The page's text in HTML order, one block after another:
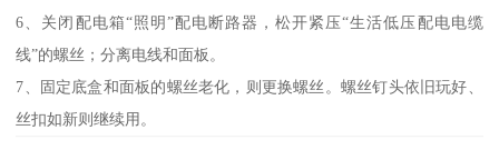
6、关闭配电箱“照明”配电断路器，松开紧压“生活低压配电电缆
线”的螺丝；分离电线和面板。
7、固定底盒和面板的螺丝老化，则更换螺丝。螺丝钉头依旧玩好、
丝扣如新则继续用。